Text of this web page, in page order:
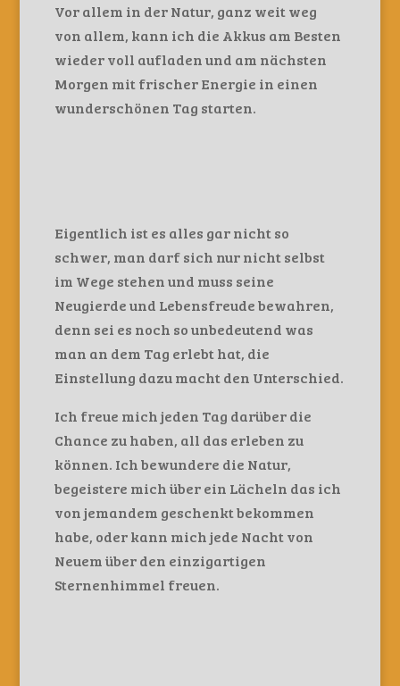
Vor allem in der Natur, ganz weit weg
von allem, kann ich die Akkus am Besten
wieder voll aufladen und am nächsten
Morgen mit frischer Energie in einen
wunderschönen Tag starten.
Eigentlich ist es alles gar nicht so
schwer, man darf sich nur nicht selbst
im Wege stehen und muss seine
Neugierde und Lebensfreude bewahren,
denn sei es noch so unbedeutend was
man an dem Tag erlebt hat, die
Einstellung dazu macht den Unterschied.
Ich freue mich jeden Tag darüber die
Chance zu haben, all das erleben zu
können. Ich bewundere die Natur,
begeistere mich über ein Lächeln das ich
von jemandem geschenkt bekommen
habe, oder kann mich jede Nacht von
Neuem über den einzigartigen
Sternenhimmel freuen.